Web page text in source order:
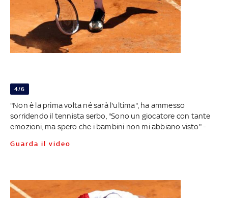
4/6
"Non è la prima volta né sarà l'ultima", ha ammesso
sorridendo il tennista serbo, "Sono un giocatore con tante
emozioni, ma spero che i bambini non mi abbiano visto" -
Guarda il video